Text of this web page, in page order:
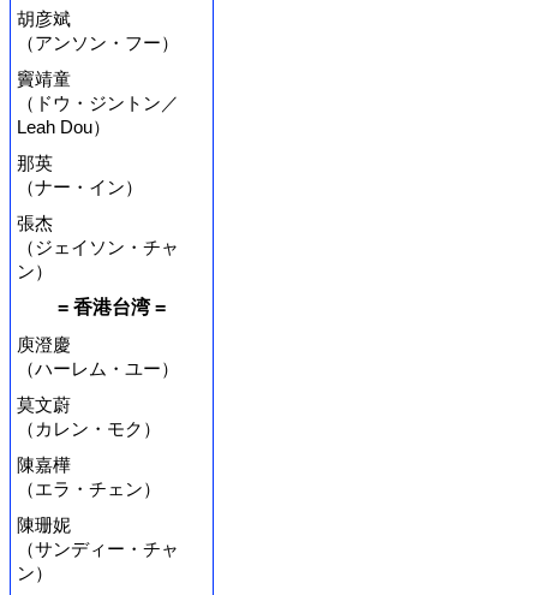
胡彦斌
（アンソン・フー）
竇靖童
（ドウ・ジントン／
Leah Dou）
那英
（ナー・イン）
張杰
（ジェイソン・チャ
ン）
= 香港台湾 =
庾澄慶
（ハーレム・ユー）
莫文蔚
（カレン・モク）
陳嘉樺
（エラ・チェン）
陳珊妮
（サンディー・チャ
ン）